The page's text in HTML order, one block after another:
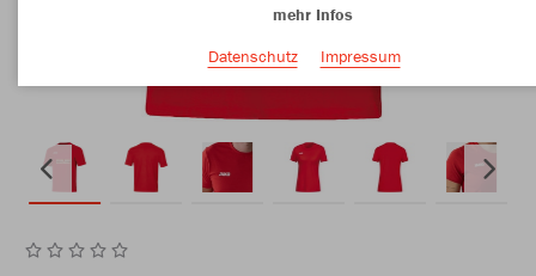
mehr Infos
Datenschutz
Impressum